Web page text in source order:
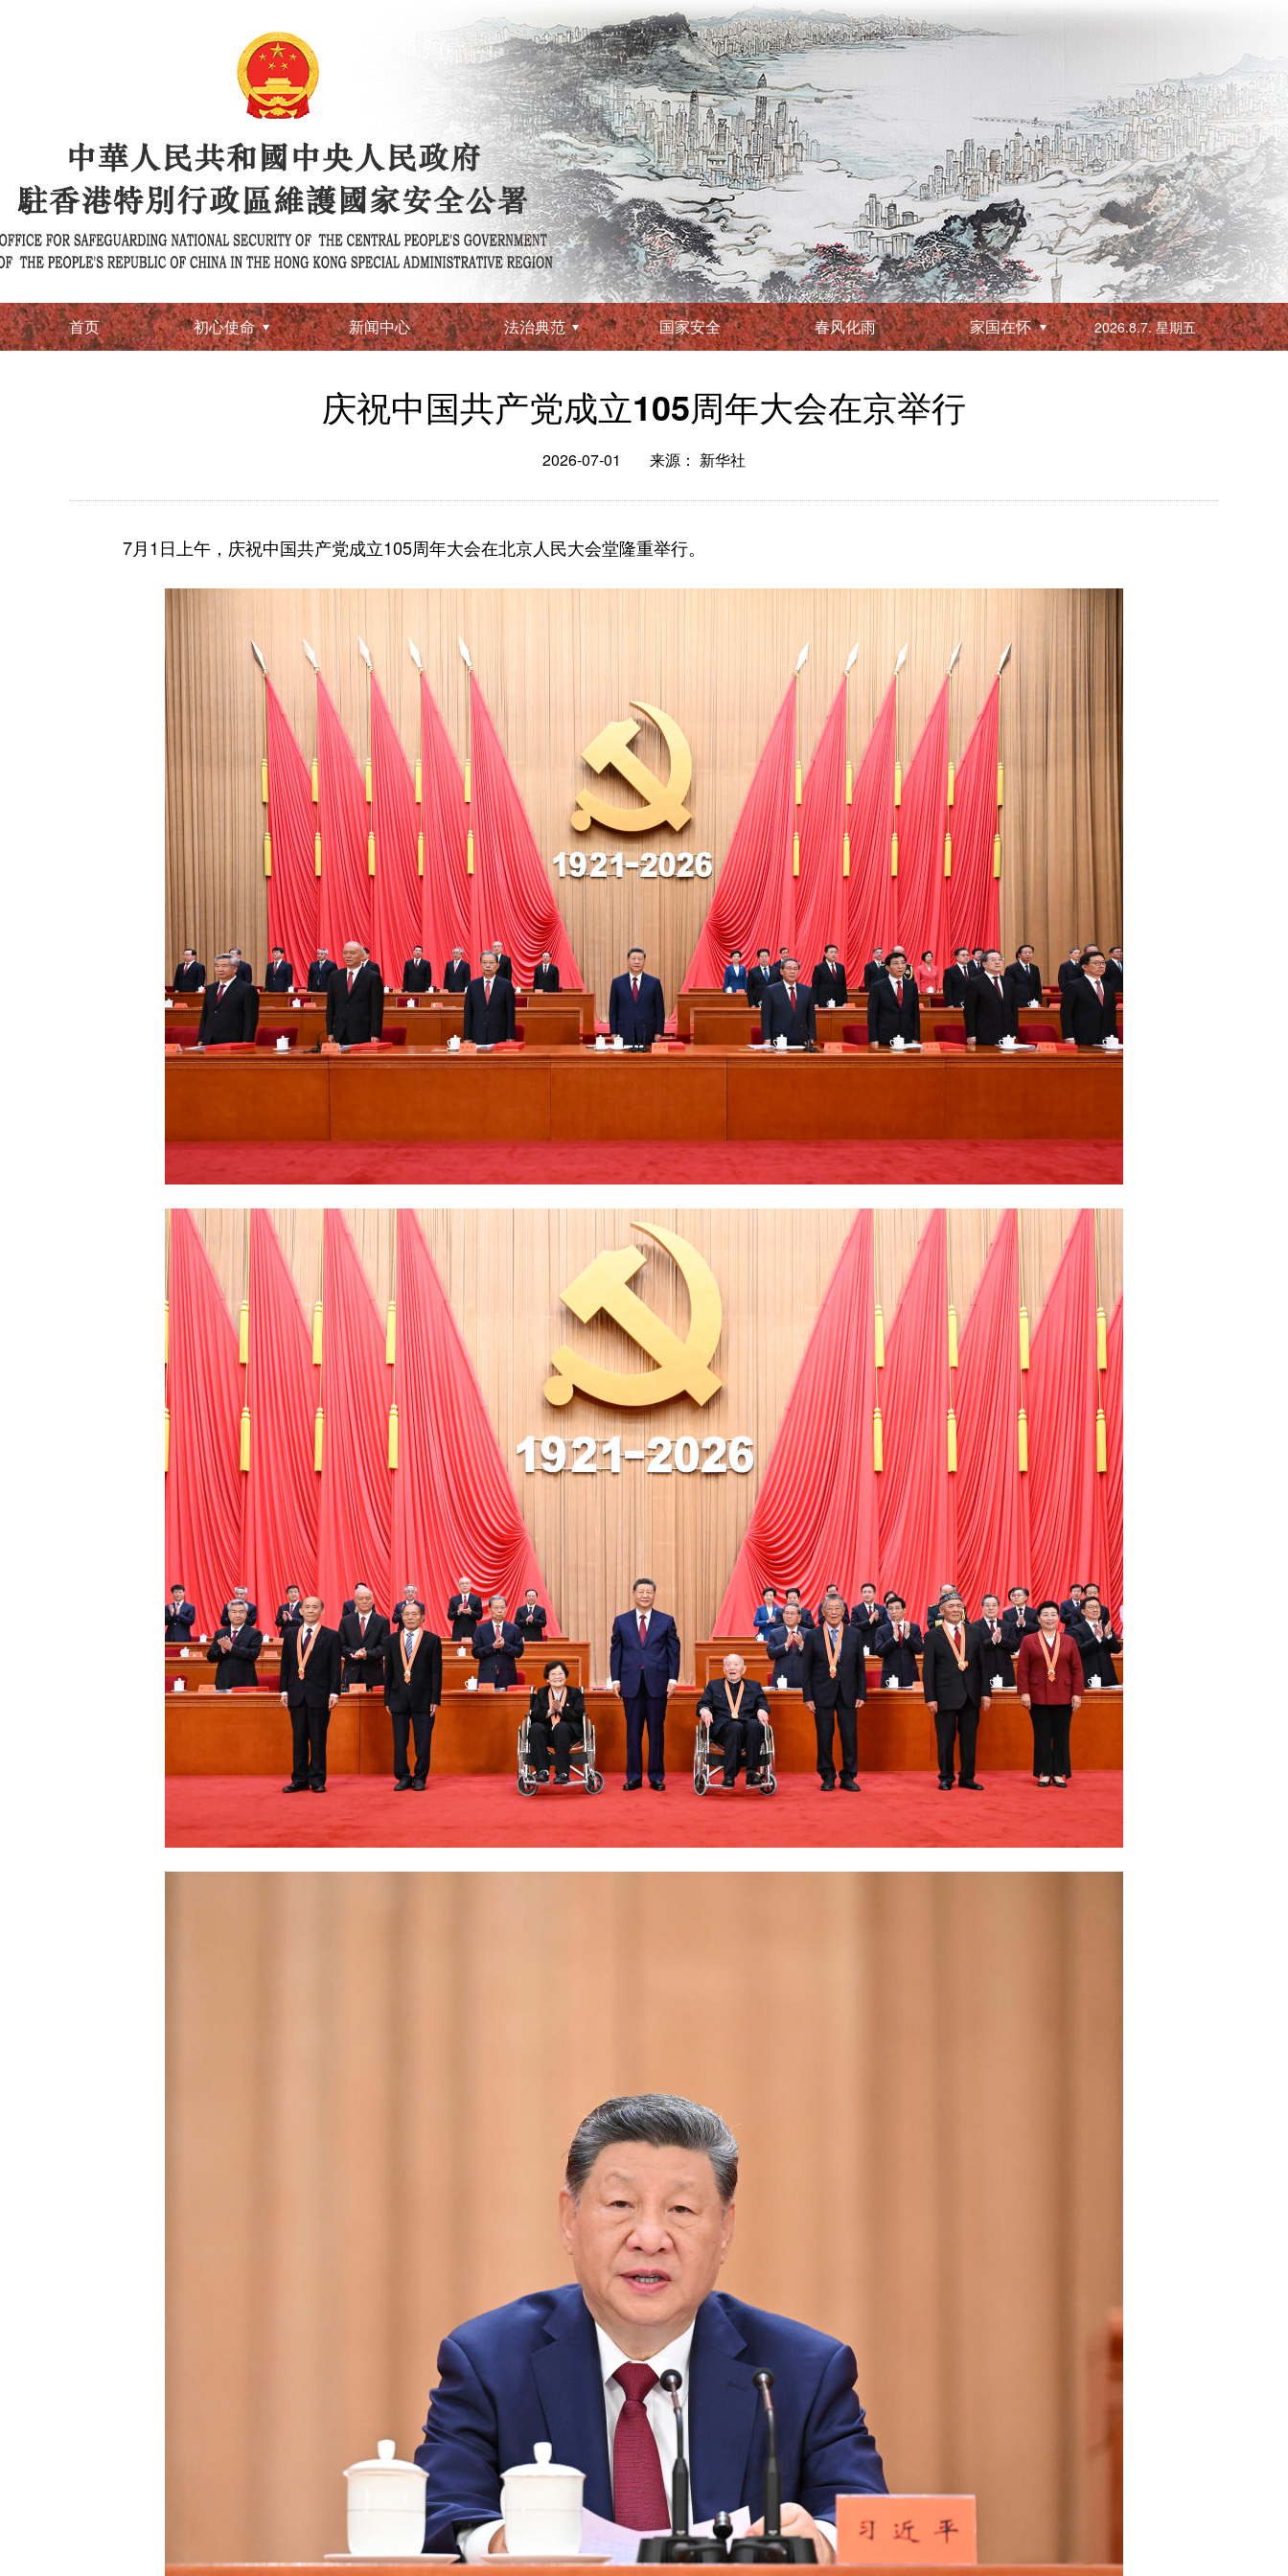
首页 初心使命 新闻中心 法治典范 国家安全 春风化雨 家国在怀 2026.8.7. 星期五
庆祝中国共产党成立105周年大会在京举行
2026-07-01 来源： 新华社
7月1日上午，庆祝中国共产党成立105周年大会在北京人民大会堂隆重举行。